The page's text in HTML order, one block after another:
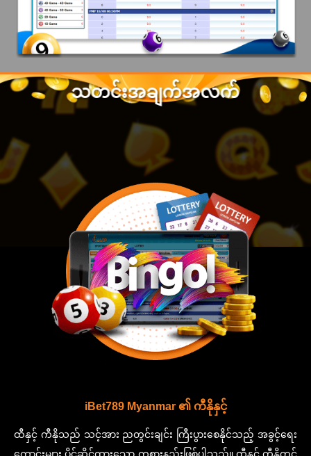
သတင်းအချက်အလက်
iBet789 Myanmar ၏ ကီနိုနှင့်
ထီနှင့် ကီနိုသည် သင့်အား ညတွင်းချင်း ကြီးပွားစေနိုင်သည့် အခွင့်ရေး
ကောင်းများ ပိုင်ဆိုင်ထားသော ကစားနည်းဖြစ်ပါသည်။ ထီနှင့် ကီနိုတွင်